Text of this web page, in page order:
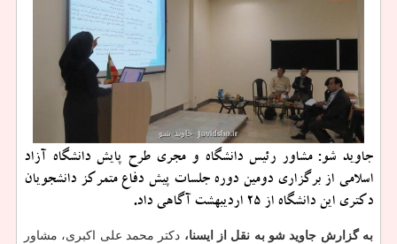
جاوید شو: مشاور رئیس دانشگاه و مجری طرح پایش دانشگاه آزاد
اسلامی از برگزاری دومین دوره جلسات پیش دفاع متمرکز دانشجویان
دکتری این دانشگاه از 25 اردیبهشت آگاهی داد.
به گزارش جاوید شو به نقل از ایسنا، دکتر محمد علی اکبری، مشاور